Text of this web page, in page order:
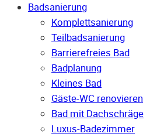
Badsanierung
Komplettsanierung
Teilbadsanierung
Barrierefreies Bad
Badplanung
Kleines Bad
Gäste-WC renovieren
Bad mit Dachschräge
Luxus-Badezimmer